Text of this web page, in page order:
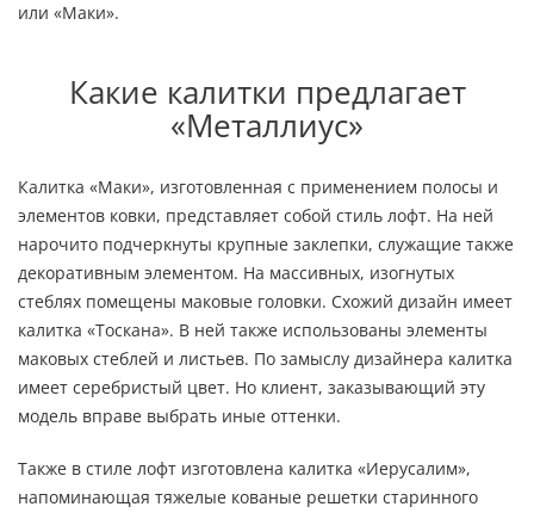
или «Маки».
Какие калитки предлагает
«Металлиус»
Калитка «Маки», изготовленная с применением полосы и
элементов ковки, представляет собой стиль лофт. На ней
нарочито подчеркнуты крупные заклепки, служащие также
декоративным элементом. На массивных, изогнутых
стеблях помещены маковые головки. Схожий дизайн имеет
калитка «Тоскана». В ней также использованы элементы
маковых стеблей и листьев. По замыслу дизайнера калитка
имеет серебристый цвет. Но клиент, заказывающий эту
модель вправе выбрать иные оттенки.
Также в стиле лофт изготовлена калитка «Иерусалим»,
напоминающая тяжелые кованые решетки старинного